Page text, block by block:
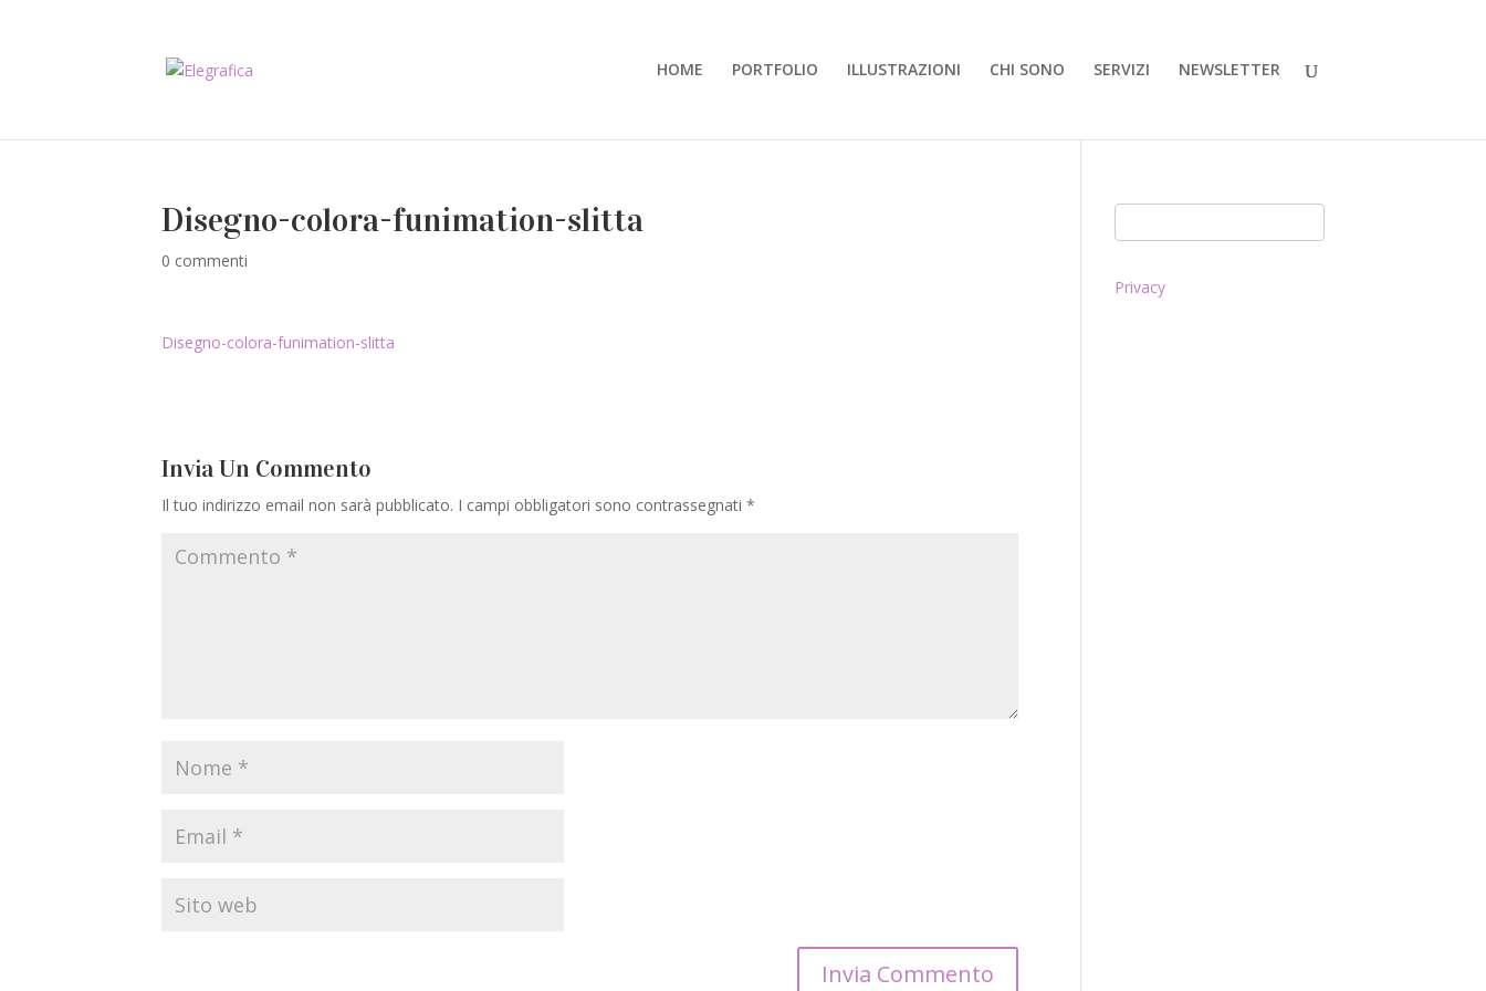
HOME PORTFOLIO ILLUSTRAZIONI CHI SONO SERVIZI NEWSLETTER
Disegno-colora-funimation-slitta
0 commenti
Disegno-colora-funimation-slitta
Invia Un Commento
Il tuo indirizzo email non sarà pubblicato. I campi obbligatori sono contrassegnati *
Privacy